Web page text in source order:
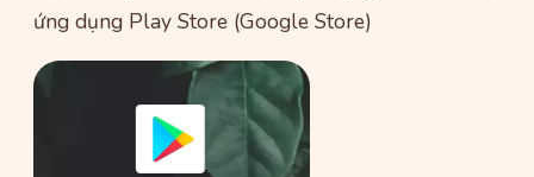
ứng dụng Play Store (Google Store)